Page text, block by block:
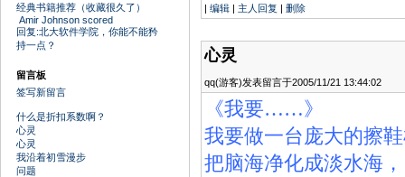
经典书籍推荐（收藏很久了）
Amir Johnson scored
回复:北大软件学院，你能不能矜
持一点？
留言板
签写新留言
什么是折扣系数啊？
心灵
心灵
我沿着初雪漫步
问题
| 编辑 | 主人回复 | 删除
心灵
qq(游客)发表留言于2005/11/21 13:44:02
《我要……》
我要做一台庞大的擦
把脑海净化成淡水海，